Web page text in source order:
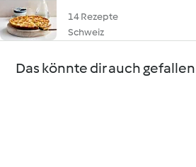
14 Rezepte
Schweiz
Das könnte dir auch gefallen